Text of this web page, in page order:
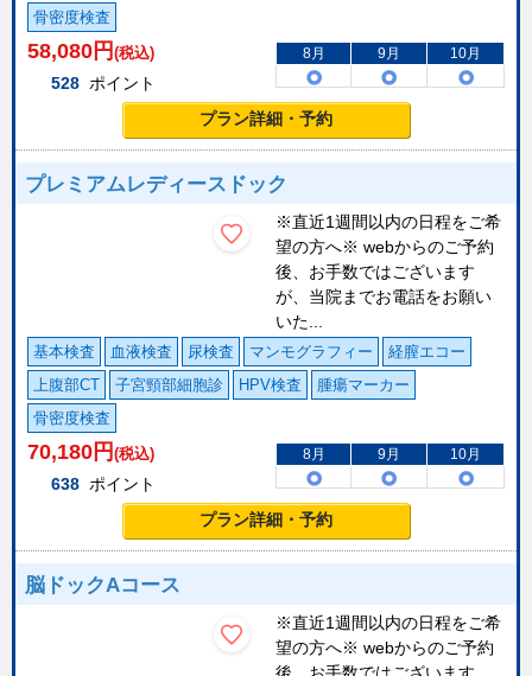
骨密度検査
58,080 円 (税込)
528 ポイント
8月 9月 10月
プラン詳細・予約
プレミアムレディースドック
※直近1週間以内の日程をご希
望の方へ※ webからのご予約
後、お手数ではございます
が、当院までお電話をお願い
いた...
基本検査 血液検査 尿検査 マンモグラフィー
経膣エコー
上腹部CT
子宮頸部細胞診 HPV検査
腫瘍マーカー
骨密度検査
70,180 円 (税込)
638 ポイント
8月 9月 10月
プラン詳細・予約
脳ドックAコース
※直近1週間以内の日程をご希
望の方へ※ webからのご予約